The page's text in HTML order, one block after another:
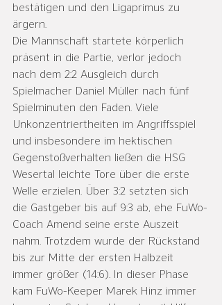
bestätigen und den Ligaprimus zu
ärgern.
Die Mannschaft startete körperlich
präsent in die Partie, verlor jedoch
nach dem 2:2 Ausgleich durch
Spielmacher Daniel Müller nach fünf
Spielminuten den Faden. Viele
Unkonzentriertheiten im Angriffsspiel
und insbesondere im hektischen
Gegenstoßverhalten ließen die HSG
Wesertal leichte Tore über die erste
Welle erzielen. Über 3:2 setzten sich
die Gastgeber bis auf 9:3 ab, ehe FuWo-
Coach Amend seine erste Auszeit
nahm. Trotzdem wurde der Rückstand
bis zur Mitte der ersten Halbzeit
immer größer (14:6). In dieser Phase
kam FuWo-Keeper Marek Hinz immer